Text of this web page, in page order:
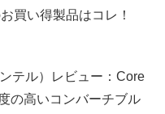
買い得製品はコレ！
テル）レビュー：Core
の高いコンバーチブル